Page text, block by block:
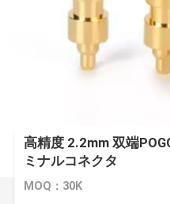
高精度 2.2mm 双端
ミナルコネクタ
MOQ：30K